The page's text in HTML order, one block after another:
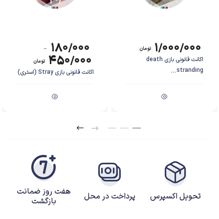
۱/۰۰۰/۰۰۰ تومان
اکانت قانونی بازی death
stranding...
۱۸۰/۰۰۰ –
۴۵۰/۰۰۰ تومان
اکانت قانونی بازی Stray (استری)
تحویل اکسپرس پرداخت در محل
هفت روز ضمانت
بازگشت